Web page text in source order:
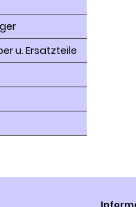
u. Ersatzteile